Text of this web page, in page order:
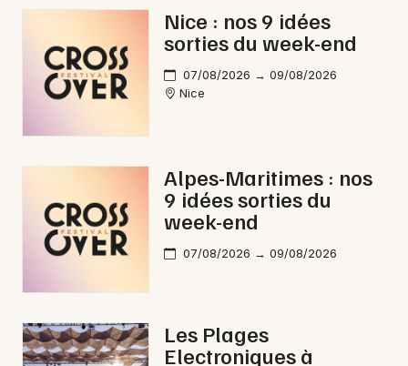
Sports
Soirées
Sorties famille
En ligne dans les Alpes-Maritimes
Paris
Strasbourg
Toulouse
Nice : nos 9 idées
sorties du week-end
07/08/2026 → 09/08/2026
Nice
Alpes-Maritimes : nos
9 idées sorties du
week-end
07/08/2026 → 09/08/2026
Les Plages
Electroniques à